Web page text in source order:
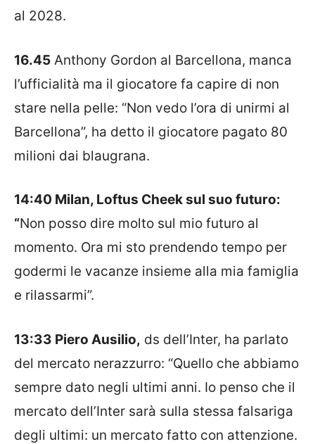
al 2028.
16.45 Anthony Gordon al Barcellona, manca
l’ufficialità ma il giocatore fa capire di non
stare nella pelle: “Non vedo l’ora di unirmi al
Barcellona”, ha detto il giocatore pagato 80
milioni dai blaugrana.
14:40 Milan, Loftus Cheek sul suo futuro:
“Non posso dire molto sul mio futuro al
momento. Ora mi sto prendendo tempo per
godermi le vacanze insieme alla mia famiglia
e rilassarmi”.
13:33 Piero Ausilio, ds dell’Inter, ha parlato
del mercato nerazzurro: “Quello che abbiamo
sempre dato negli ultimi anni. Io penso che il
mercato dell’Inter sarà sulla stessa falsariga
degli ultimi: un mercato fatto con attenzione.